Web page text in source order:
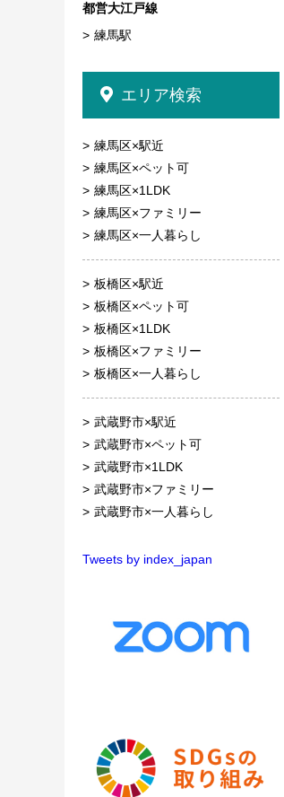
都営大江戸線
練馬駅
エリア検索
練馬区×駅近
練馬区×ペット可
練馬区×1LDK
練馬区×ファミリー
練馬区×一人暮らし
板橋区×駅近
板橋区×ペット可
板橋区×1LDK
板橋区×ファミリー
板橋区×一人暮らし
武蔵野市×駅近
武蔵野市×ペット可
武蔵野市×1LDK
武蔵野市×ファミリー
武蔵野市×一人暮らし
Tweets by index_japan